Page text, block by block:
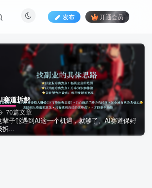
发布 开通会员
赛道拆解
70篇文章
辈子能遇到AI这一个机遇，就够了。AI赛道保姆
拆...